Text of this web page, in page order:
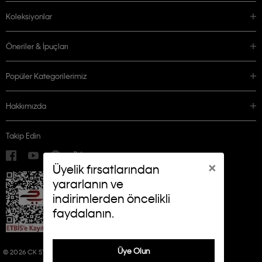
×
Üyelik fırsatlarından
yararlanın ve
indirimlerden öncelikli
faydalanın.
Üye Olun
Koleksiyonlar
Öneriler & İpuçları
Popüler Kategorilerimiz
Hakkımızda
Takip Edin
© 2026 CK STORES B.V. ALL RIGHTS RESERVED